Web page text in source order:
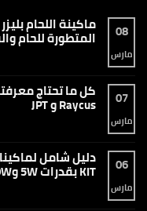
08
مارس
المتطورة للحام
ماكينة
اللحام
بليزر
–
التقنية
المتطورة
07
مارس
كل ما تحتاج
Raycus و JPT
كل
ما
تحتاج
06
مارس
KIT بقدرات 5W و10W و20W